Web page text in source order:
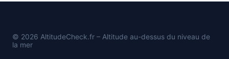
© 2026 AltitudeCheck.fr – Altitude au-dessus du niveau de
la mer